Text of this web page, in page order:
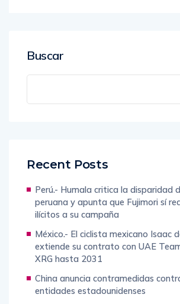
Buscar
Recent Posts
Perú.- Humala critica la disparidad
peruana y apunta que Fujimori sí
ilícitos a su campaña
México.- El ciclista mexicano Isaac
extiende su contrato con UAE
XRG hasta 2031
China anuncia contramedidas
entidades estadounidenses